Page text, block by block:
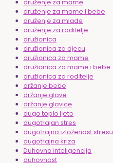
druženje za mame
druženje za mame i bebe
druženje za mlade
druženje za roditelje
družionica
družionica za djecu
družionica za mame
družionica za mame i bebe
družionica za roditelje
držanje bebe
držanje glave
držanje glavice
dugo toplo ljeto
dugotrajan stres
dugotrajna izloženost stresu
dugotrajna kriza
Duhovna inteligencija
duhovnost